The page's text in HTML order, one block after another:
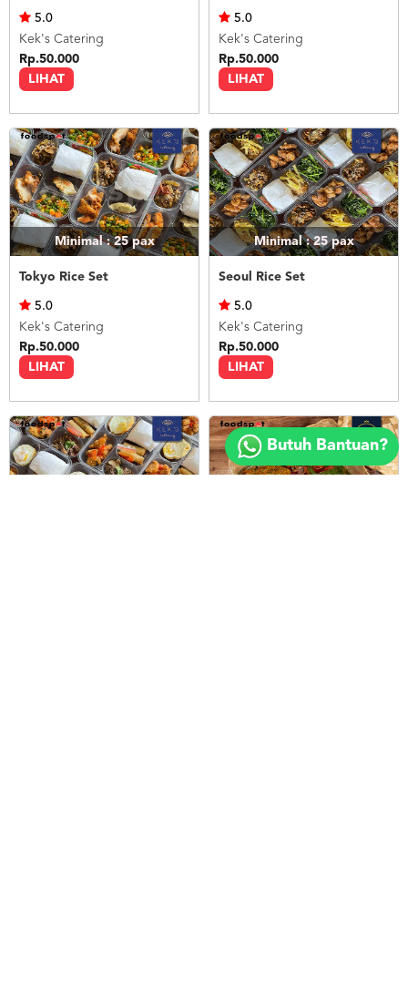
Copyright
2018
FOODSPOT.CO.ID
LIHAT
5.0
Kek's Catering
Rp.50.000
LIHAT
5.0
Kek's Catering
Rp.50.000
Minimal : 25pax
Tokyo Rice Set
LIHAT
5.0
Kek's Catering
Rp.50.000
Minimal : 25pax
Seoul Rice Set
LIHAT
5.0
Kek's Catering
Rp.50.000
Butuh Bantuan?